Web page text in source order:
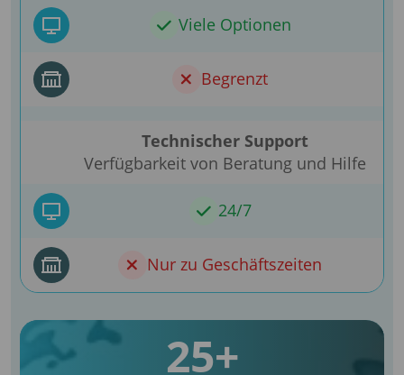
Viele Optionen
Begrenzt
Technischer Support
Verfügbarkeit von Beratung und Hilfe
24/7
Nur zu Geschäftszeiten
25+